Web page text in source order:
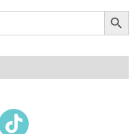
Botón de